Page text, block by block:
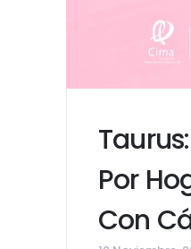
Por
Con